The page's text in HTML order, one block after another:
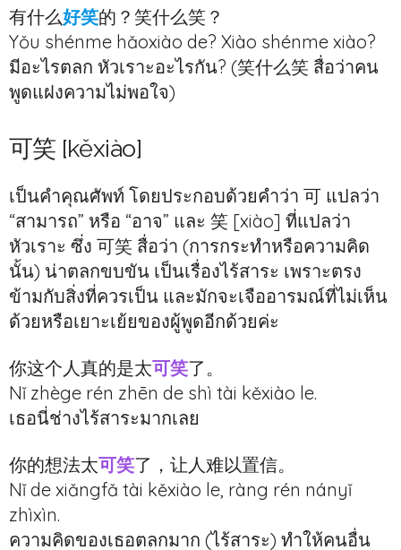
有什么好笑的？笑什么笑？
Yǒu shénme hǎoxiào de? Xiào shénme xiào?
มีอะไรตลก หัวเราะอะไรกัน? (笑什么笑 สื่อว่าคน
พูดแฝงความไม่พอใจ)
可笑 [kěxiào]
เป็นคำคุณศัพท์ โดยประกอบด้วยคำว่า 可 แปลว่า
“สามารถ” หรือ “อาจ” และ 笑 [xiào] ที่แปลว่า
หัวเราะ ซึ่ง 可笑 สื่อว่า (การกระทำหรือความคิด
นั้น) น่าตลกขบขัน เป็นเรื่องไร้สาระ เพราะตรง
ข้ามกับสิ่งที่ควรเป็น และมักจะเจืออารมณ์ที่ไม่เห็น
ด้วยหรือเยาะเย้ยของผู้พูดอีกด้วยค่ะ
你这个人真的是太可笑了。
Nǐ zhège rén zhēn de shì tài kěxiào le.
เธอนี่ช่างไร้สาระมากเลย
你的想法太可笑了，让人难以置信。
Nǐ de xiǎngfǎ tài kěxiào le, ràng rén nányǐ
zhìxìn.
ความคิดของเธอตลกมาก (ไร้สาระ) ทำให้คนอื่น